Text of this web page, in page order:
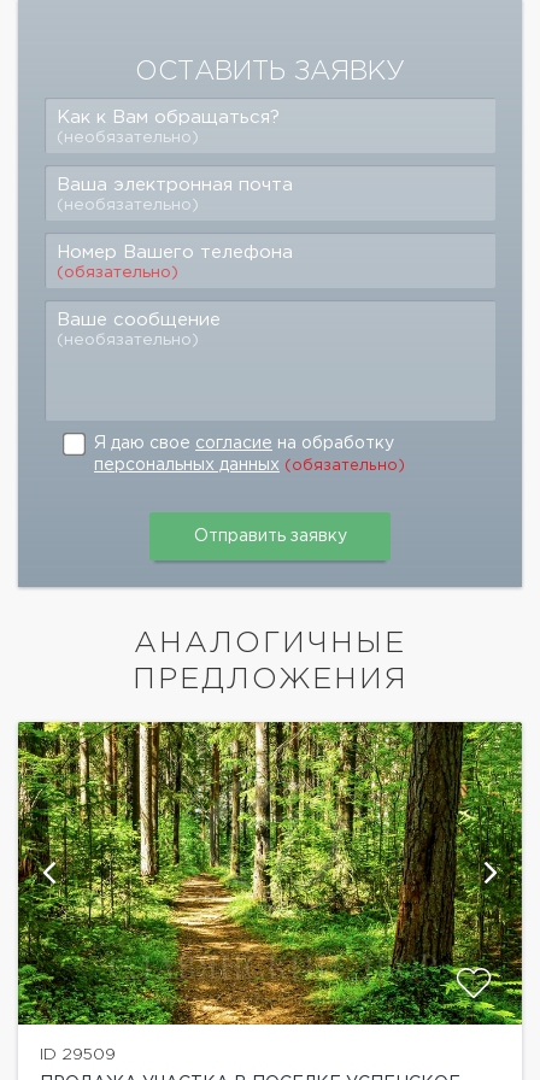
ОСТАВИТЬ ЗАЯВКУ
Как к Вам обращаться?
(необязательно)
Ваша электронная почта
(необязательно)
Номер Вашего телефона
(обязательно)
Ваше сообщение
(необязательно)
Я даю свое согласие на обработку
персональных данных (обязательно)
АНАЛОГИЧНЫЕ
ПРЕДЛОЖЕНИЯ
ID 29509